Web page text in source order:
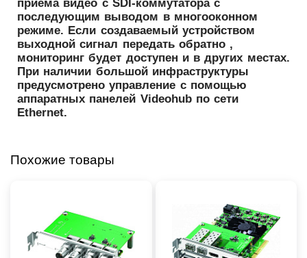
приема видео с SDI-коммутатора с
последующим выводом в многооконном
режиме. Если создаваемый устройством
выходной сигнал передать обратно ,
мониторинг будет доступен и в других местах.
При наличии большой инфраструктуры
предусмотрено управление с помощью
аппаратных панелей Videohub по сети
Ethernet.
Похожие товары